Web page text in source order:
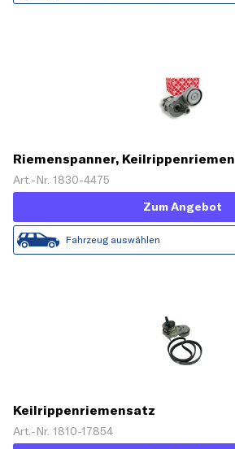
Riemenspanner, Keilrippenriemen
Art.-Nr. 1830-4475
Zum Angebot
Fahrzeug auswählen
Keilrippenriemensatz
Art.-Nr. 1810-17854